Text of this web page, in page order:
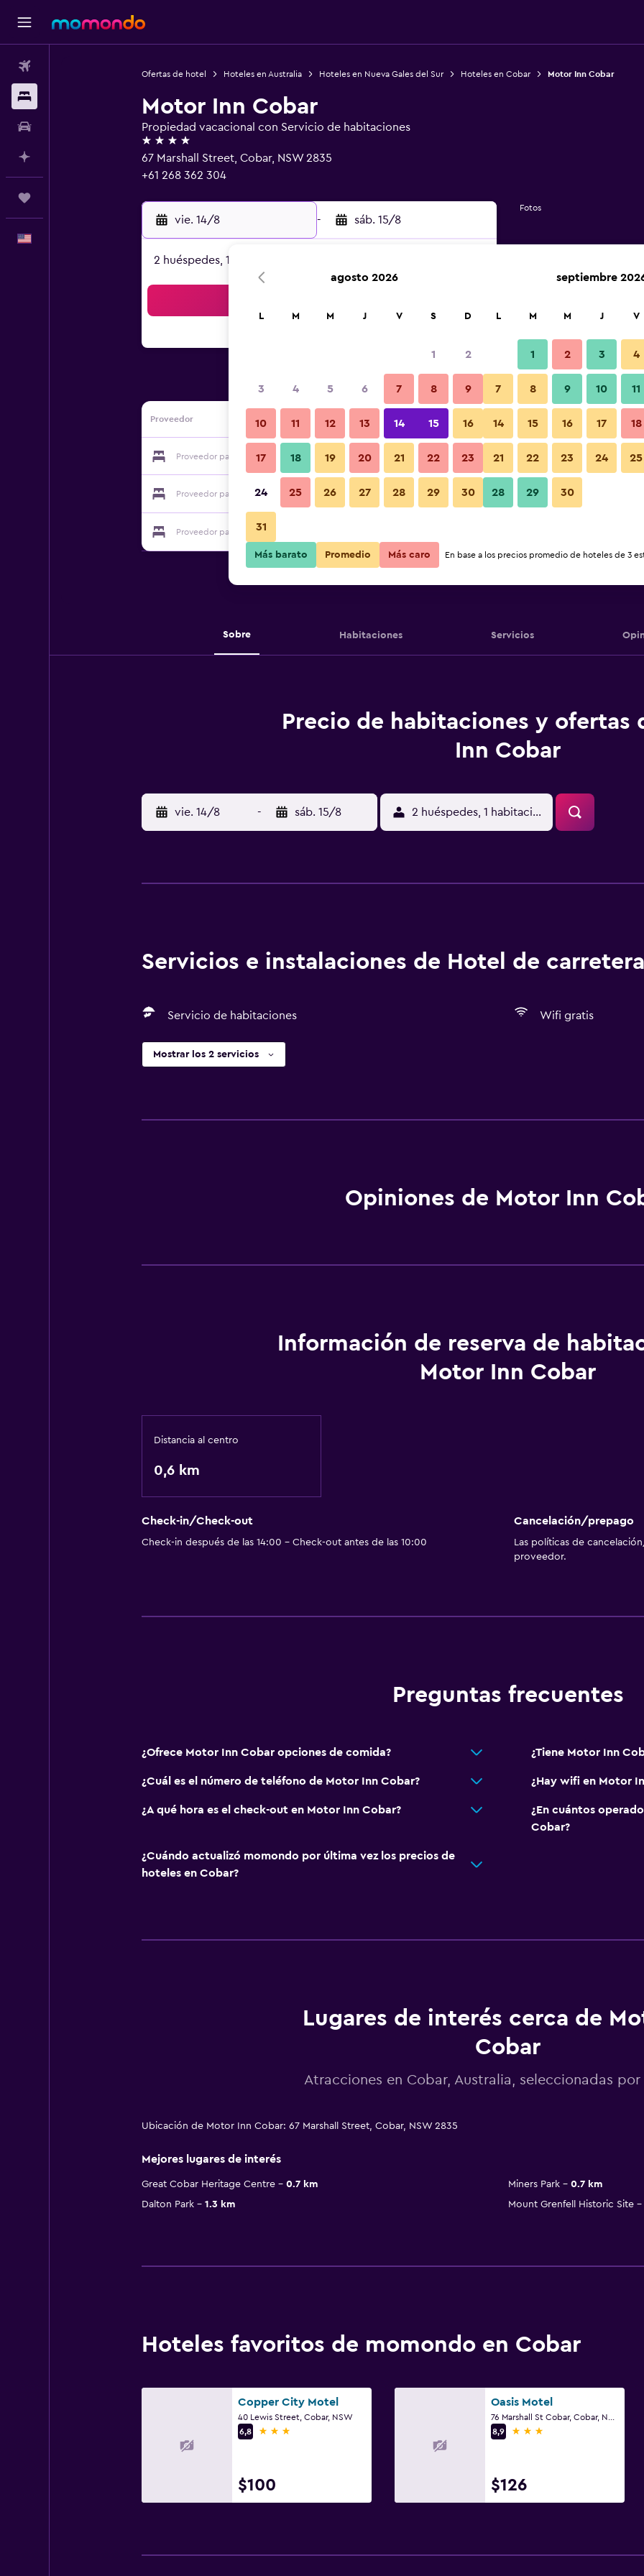
Ofertas de hotel Hoteles en Australia Hoteles en Nueva Gales del Sur Hoteles en Cobar Motor Inn Cobar
Motor Inn Cobar
Propiedad vacacional con Servicio de habitaciones
4 estrellas
67 Marshall Street, Cobar, NSW 2835
+61 268 362 304
vie. 14/8 - sáb. 15/8
2 huéspedes, 1 habitación
Proveedor
Proveedor para Motor Inn Cobar Ver precios
Proveedor para Motor Inn Cobar Ver precios
Proveedor para Motor Inn Cobar
Fotos
Sobre Habitaciones Servicios
Precio de habitaciones y ofertas
Inn Cobar
vie. 14/8 - sáb. 15/8 2 huéspedes, 1 habitación
Servicios e instalaciones de Hotel de carretera
Servicio de habitaciones Wifi gratis
Mostrar los 2 servicios
Opiniones de Motor Inn
Información de reserva de
Motor Inn Cobar
Distancia al centro
0,6 km
Check-in/Check-out
Check-in después de las 14:00 - Check-out antes de las 10:00
Cancelación/prepago
Las políticas de
proveedor.
Preguntas frecuentes
¿Ofrece Motor Inn Cobar opciones de comida? ¿Tiene Motor Inn
¿Cuál es el número de teléfono de Motor Inn Cobar? ¿Hay wifi en Motor
¿A qué hora es el check-out en Motor Inn Cobar?
¿En cuántos
Cobar?
¿Cuándo actualizó momondo por última vez los precios de
hoteles en Cobar?
Lugares de interés cerca de
Cobar
Atracciones en Cobar, Australia, seleccionadas
Ubicación de Motor Inn Cobar: 67 Marshall Street, Cobar, NSW 2835
Mejores lugares de interés
Great Cobar Heritage Centre 0.7 km Miners Park
0.7 km
Dalton Park
1.3 km Mount Grenfell Historic Site
Hoteles favoritos de momondo en Cobar
Copper City Motel
40 Lewis Street, Cobar, NSW
6,8
3 estrellas
$100
Oasis Motel
8,9
3 estrellas
$126
agosto 2026
L M M J V S D
1 2
3 4 5 6 7 8 9
10 11 12 13 14 15 16
17 18 19 20 21 22 23
24 25 26 27 28 29 30
31
septiembre
L M M J V
1 2 3 4
7 8 9 10 11
14 15 16 17 18
21 22 23 24 25
28 29 30
Más barato Promedio Más caro En base a los precios promedio de hoteles de 3